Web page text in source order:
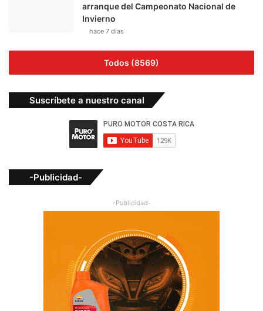
arranque del Campeonato Nacional de
Invierno
hace 7 días
Todos (8569)
Suscríbete a nuestro canal
-Publicidad-
-Publicidad-